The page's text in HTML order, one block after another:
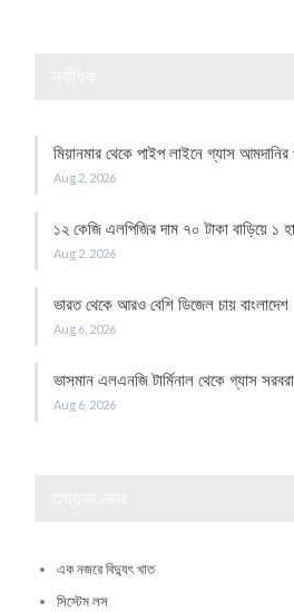
মিয়ানমার থেকে পাইপ লাইনে গ্যাস আমদানির
Aug 2, 2026
১২ কেজি এলপিজির দাম ৭০ টাকা বাড়িয়ে ১
Aug 2, 2026
ভারত থেকে আরও বেশি ডিজেল চায় বাংলাদেশ
Aug 6, 2026
ভাসমান এলএনজি টার্মিনাল থেকে গ্যাস
Aug 6, 2026
এক নজরে বিদ্যুৎ খাত
সিস্টেম লস